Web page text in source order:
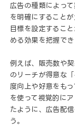
広告の種類によっ
を明確にすること
目標を設定するこ
める効果を把握でき
例えば、販売数や
のリーチが得意な
度向上や好意をも
を使って視覚的に
たように、広告配
う。